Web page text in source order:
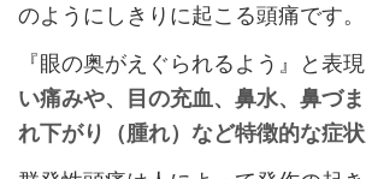
のようにしきりに起こる頭痛です。
『眼の奥がえぐられるよう』と表
い痛みや、目の充血、鼻水、鼻づ
れ下がり（腫れ）など特徴的な症状